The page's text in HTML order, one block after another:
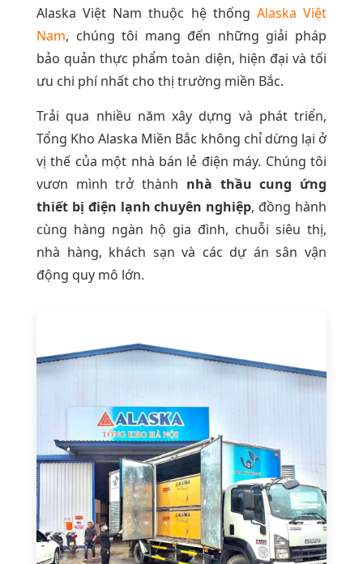
Alaska Việt Nam thuộc hệ thống Alaska Việt
Nam, chúng tôi mang đến những giải pháp
bảo quản thực phẩm toàn diện, hiện đại và tối
ưu chi phí nhất cho thị trường miền Bắc.
Trải qua nhiều năm xây dựng và phát triển,
Tổng Kho Alaska Miền Bắc không chỉ dừng lại ở
vị thế của một nhà bán lẻ điện máy. Chúng tôi
vươn mình trở thành nhà thầu cung ứng
thiết bị điện lạnh chuyên nghiệp, đồng hành
cùng hàng ngàn hộ gia đình, chuỗi siêu thị,
nhà hàng, khách sạn và các dự án sân vận
động quy mô lớn.